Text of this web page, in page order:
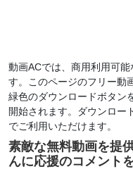
動画ACでは、商用利用可
す。このページのフリー動
緑色のダウンロードボタン
開始されます。ダウンロー
でご利用いただけます。
素敵な無料動画を提
んに応援のコメント